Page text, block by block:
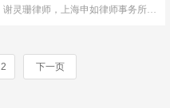
闻媒体报道，如中延集团非法吸收公
新民晚报等具有地区或全国重大影响
力的新闻媒体报道。
谢灵珊律师，上海申如律师事务所执
件，涵盖刑事案件的多个领域，有丰
富的实践经验。经手案件主要涵盖:诈
2 下一页